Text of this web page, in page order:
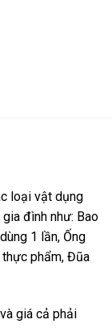
loại vật dụng
gia đình như: Bao
1 lần, Ống
thực phẩm, Đũa
giá cả phải